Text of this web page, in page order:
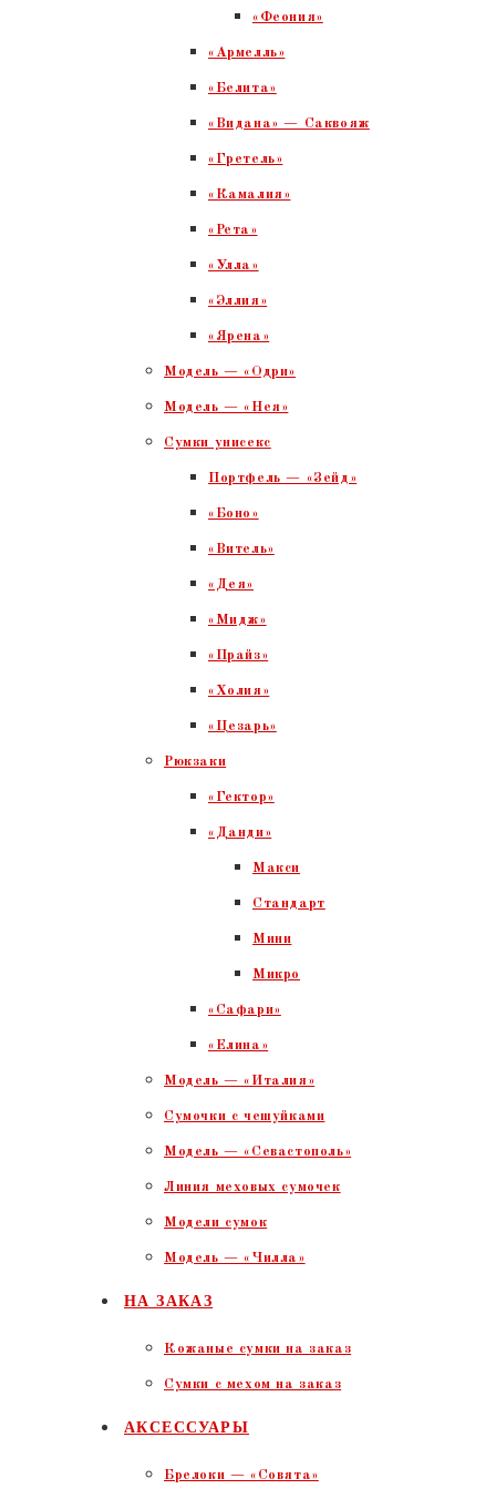
«Феония»
«Армелль»
«Белита»
«Видана» — Саквояж
«Гретель»
«Камалия»
«Рета»
«Улла»
«Эллия»
«Ярена»
Модель — «Одри»
Модель — «Нея»
Сумки унисекс
Портфель — «Зейд»
«Боно»
«Витель»
«Дея»
«Мидж»
«Прайз»
«Холия»
«Цезарь»
Рюкзаки
«Гектор»
«Данди»
Макси
Стандарт
Мини
Микро
«Сафари»
«Елина»
Модель — «Италия»
Сумочки с чешуйками
Модель — «Севастополь»
Линия меховых сумочек
Модели сумок
Модель — «Чилла»
НА ЗАКАЗ
Кожаные сумки на заказ
Сумки с мехом на заказ
АКСЕССУАРЫ
Брелоки — «Совята»